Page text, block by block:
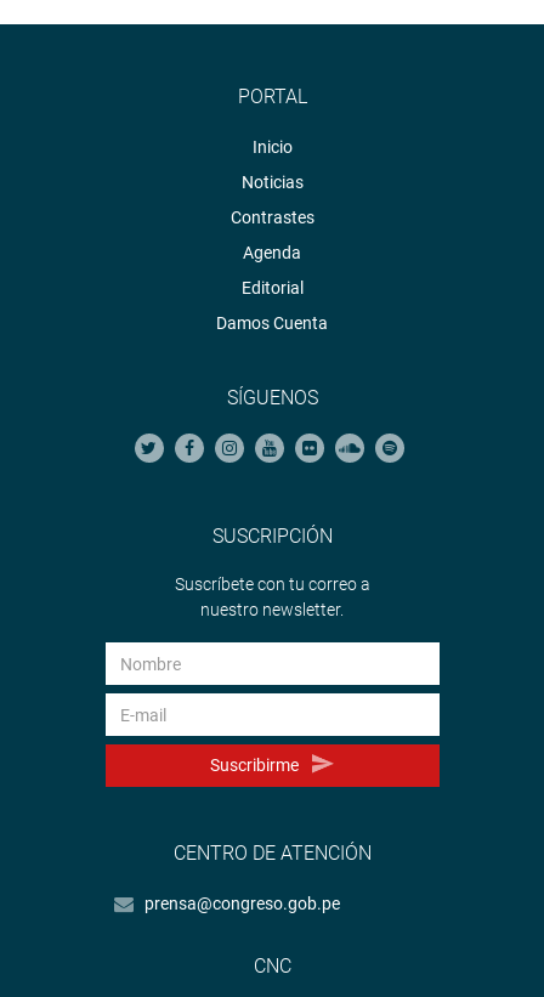
PORTAL
Inicio
Noticias
Contrastes
Agenda
Editorial
Damos Cuenta
SÍGUENOS
SUSCRIPCIÓN
Suscríbete con tu correo a
nuestro newsletter.
Suscribirme
CENTRO DE ATENCIÓN
prensa@congreso.gob.pe
CNC